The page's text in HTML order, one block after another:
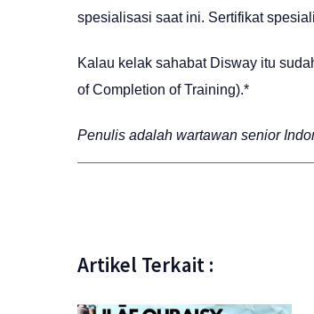
spesialisasi saat ini. Sertifikat
Kalau kelak sahabat Disway itu
of Completion of Training).*
Penulis adalah wartawan senior
Artikel Terkait :